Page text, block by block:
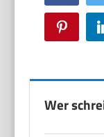
Pinterest
Wer